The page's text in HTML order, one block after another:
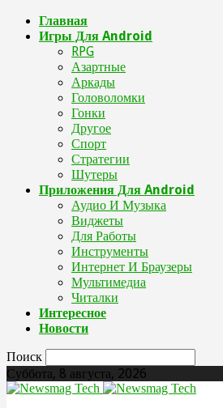
Главная
Игры Для Android
RPG
Азартные
Аркады
Головоломки
Гонки
Другое
Спорт
Стратегии
Шутеры
Приложения Для Android
Аудио И Музыка
Виджеты
Для Работы
Инструменты
Интернет И Браузеры
Мультимедиа
Читалки
Интересное
Новости
Поиск
Суббота, 8 августа, 2026